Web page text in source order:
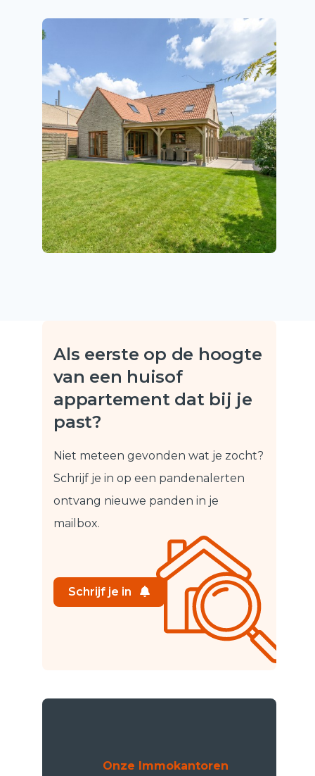
Als eerste op de hoogte
van een huisof
appartement dat bij je
past?
Niet meteen gevonden wat je zocht?
Schrijf je in op een pandenalerten
ontvang nieuwe panden in je
mailbox.
Schrijf je in
Onze Immokantoren